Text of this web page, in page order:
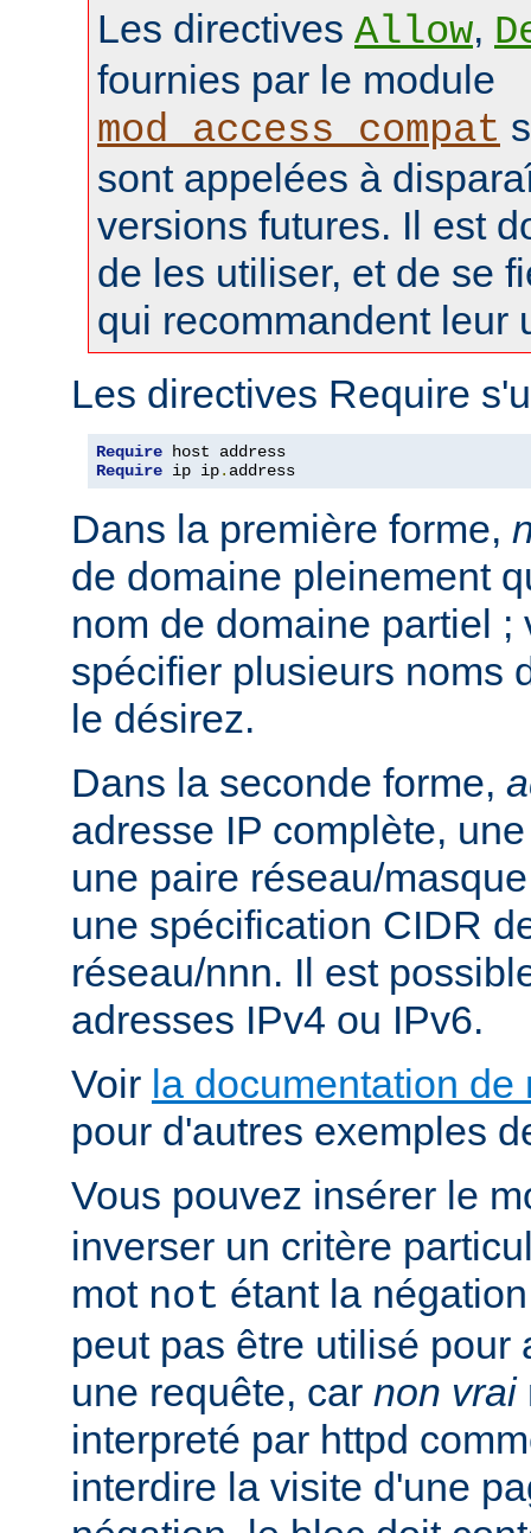
Les directives Allow,
fournies par le module
mod_access_compat
sont appelées à
versions futures. Il est
de les utiliser, et de se
qui recommandent leur
Les directives Require
Require
Require ip ip. address
Dans la première forme,
de domaine pleinement
nom de domaine partiel ;
spécifier plusieurs noms
le désirez.
Dans la seconde forme,
adresse IP complète,
une paire réseau/
une spécification CIDR
réseau/nnn. Il est
adresses IPv4 ou IPv6.
Voir la documentation de
pour d'autres exemples
Vous pouvez insérer le
inverser un critère
mot not étant la
peut pas être utilisé pour
une requête, car non vrai
interpreté par httpd
interdire la visite d'une